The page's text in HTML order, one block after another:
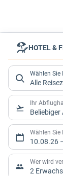
Individueller
Urlaub ganz
nah!
HOTEL &
Wählen Sie
Alle
Ihr
Wählen Sie
10.08.26
Wer wird
2